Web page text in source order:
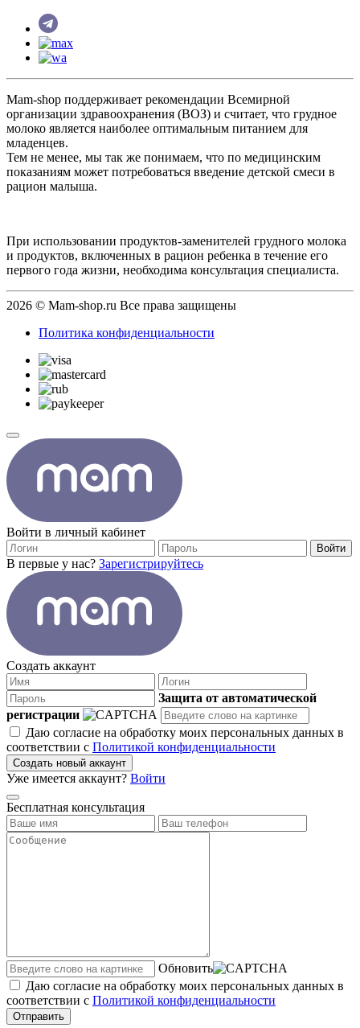
Mam-shop поддерживает рекомендации Всемирной
организации здравоохранения (ВОЗ) и считает, что грудное
молоко является наиболее оптимальным питанием для
младенцев.
Тем не менее, мы так же понимаем, что по медицинским
показаниям может потребоваться введение детской смеси в
рацион малыша.
При использовании продуктов-заменителей грудного молока
и продуктов, включенных в рацион ребенка в течение его
первого года жизни, необходима консультация специалиста.
2026 © Mam-shop.ru Все права защищены
Политика конфиденциальности
Войти в личный кабинет
Войти
В первые у нас? Зарегистрируйтесь
Создать аккаунт
Защита от автоматической
регистрации
Даю согласие на обработку моих персональных данных в
соответствии с Политикой конфиденциальности
Создать новый аккаунт
Уже имеется аккаунт? Войти
Бесплатная консультация
Обновить
Даю согласие на обработку моих персональных данных в
соответствии с Политикой конфиденциальности
Отправить